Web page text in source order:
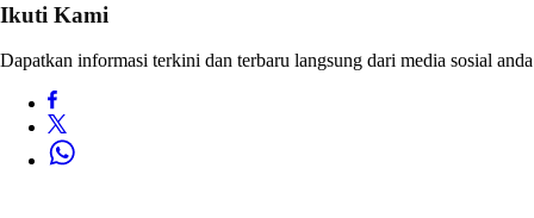
Ikuti Kami
Dapatkan informasi terkini dan terbaru langsung dari media sosial anda